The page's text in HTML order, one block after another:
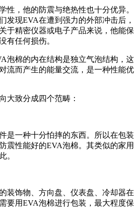
，他的防震与绝热性也十分优异。
们发现EVA在遭到强力的外部冲击后，
关于精密仪器或电子产品来说，他能保
何损伤。
泡棉的内在结构是独立气泡结构，这
流而产生的能量交流，是一种性能优
分成四个范畴：
是一种十分怕摔的东西。所以在包装
防震性能好的EVA泡棉。其类似的家用
。
物、方向盘、仪表盘、冷却器在
要用EVA泡棉进行包装，最大程度保